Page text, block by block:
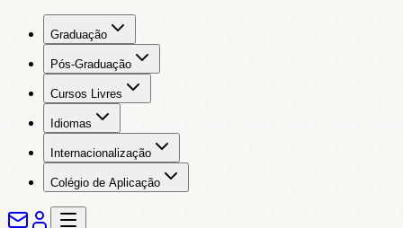
Graduação
Pós-Graduação
Cursos Livres
Idiomas
Internacionalização
Colégio de Aplicação